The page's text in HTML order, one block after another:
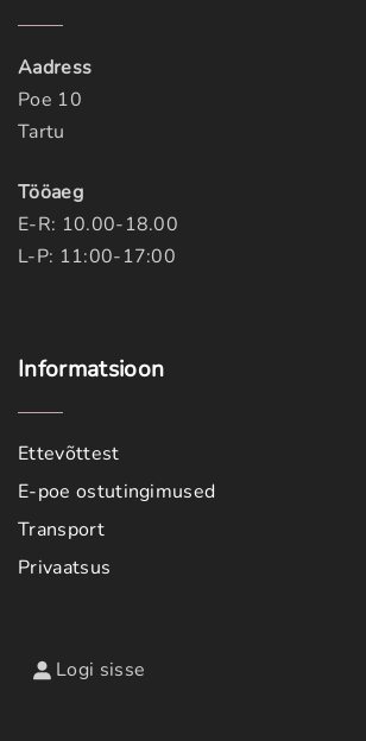
Aadress
Poe 10
Tartu
Tööaeg
E-R: 10.00-18.00
L-P: 11:00-17:00
Informatsioon
Ettevõttest
E-poe ostutingimused
Transport
Privaatsus
Logi sisse